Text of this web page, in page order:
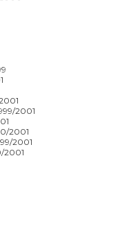
2001
2001
2001
2001